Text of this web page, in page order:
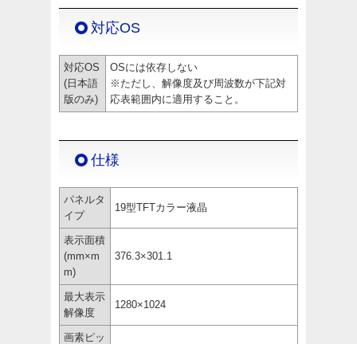
対応OS
対応OS
(日本語
版のみ)
OSには依存しない
※ただし、解像度及び周波数が下記対
応表範囲内に適用すること。
仕様
パネルタ
イプ
19型TFTカラー液晶
表示面積
(mm×m
m)
376.3×301.1
最大表示
解像度
1280×1024
画素ピッ